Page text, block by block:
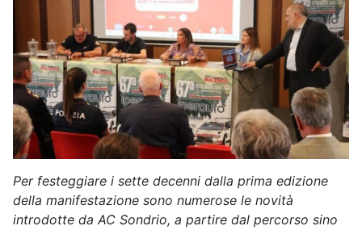
Per festeggiare i sette decenni dalla prima edizione
della manifestazione sono numerose le novità
introdotte da AC Sondrio, a partire dal percorso sino